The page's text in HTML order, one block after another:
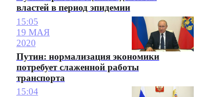
властей в период эпидемии
15:05
19 МАЯ
2020
Путин: нормализация экономики
потребует слаженной работы
транспорта
15:04